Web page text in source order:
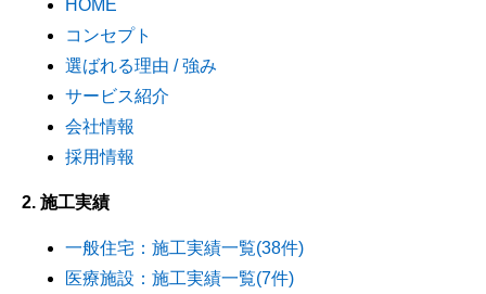
HOME
コンセプト
選ばれる理由 / 強み
サービス紹介
会社情報
採用情報
2. 施工実績
一般住宅：施工実績一覧(38件)
医療施設：施工実績一覧(7件)